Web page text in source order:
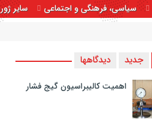
سیاسی، فرهنگی و اجتماعی سایر
جدید دیدگاهها
اهمیت کالیبراسیون گیج فشار